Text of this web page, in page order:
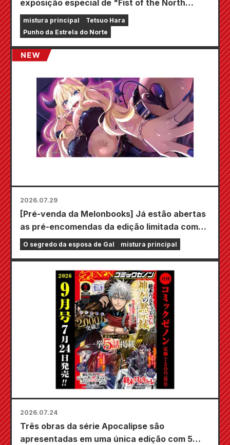
exposição especial de "Fist of the North
Star"!!
mistura principal
Tetsuo Hara
Punho da Estrela do Norte
2026.07.29
[Pré-venda da Melonbooks] Já estão abertas
as pré-encomendas da edição limitada com
um tapete de jogo especial com uma
ilustração deslumbrante de Fuyuki Tojo
Secret of the Gal Bride" será lançado em 20
de outubro!
O segredo da esposa de Gal mistura principal
2026.07.24
Três obras da série Apocalipse são
apresentadas em uma única edição com 5